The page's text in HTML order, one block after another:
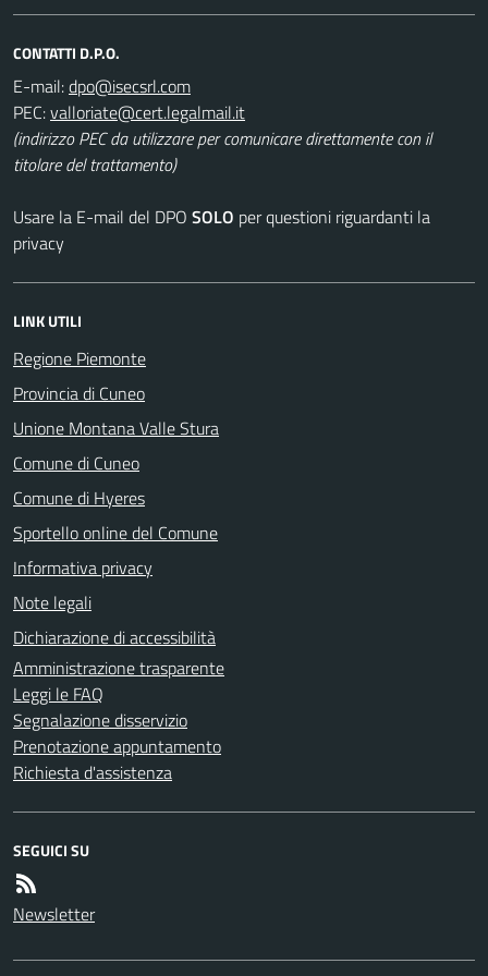
CONTATTI D.P.O.
E-mail:
PEC:
(indirizzo PEC da utilizzare per comunicare direttamente con il
titolare del trattamento)
Usare la E-mail del DPO SOLO per questioni riguardanti la
privacy
LINK UTILI
Regione Piemonte
Provincia di Cuneo
Unione Montana Valle Stura
Comune di Cuneo
Comune di Hyeres
Sportello online del Comune
Informativa privacy
Note legali
Dichiarazione di accessibilità
Amministrazione trasparente
Leggi le FAQ
Segnalazione disservizio
Prenotazione appuntamento
Richiesta d'assistenza
SEGUICI SU
Newsletter